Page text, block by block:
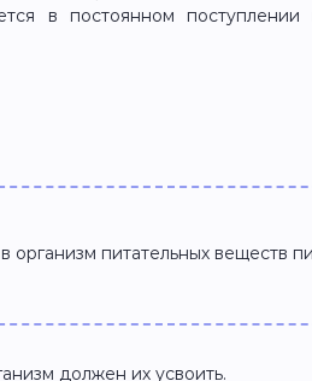
в постоянном поступлении
организм питательных веществ
должен их усвоить.